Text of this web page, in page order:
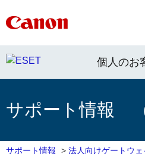
個人のお
サポート情報
サポート情報 > 法人向けゲートウ